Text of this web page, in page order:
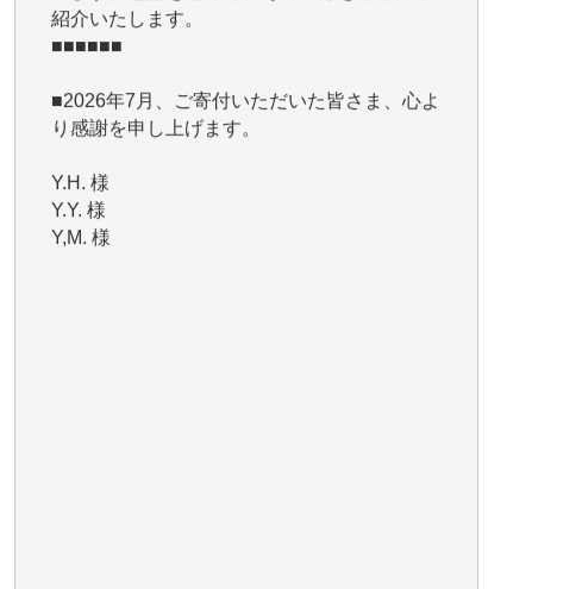
■2026年7月、ご寄付いただいた皆さま、心よ
Y.H. 様
Y,M. 様
T.M. 様
マツモト ヤスアキ 様